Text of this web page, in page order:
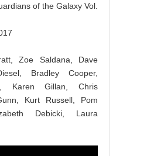
of the Galaxy Vol.
Zoe Saldana, Dave
Bradley Cooper,
Karen Gillan, Chris
Kurt Russell, Pom
Debicki, Laura